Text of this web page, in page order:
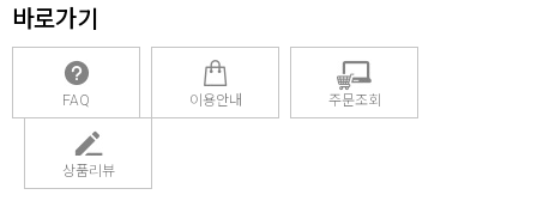
바로가기
FAQ 이용안내 주문조회
상품리뷰